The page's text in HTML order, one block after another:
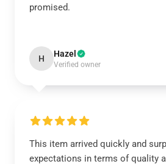
promised.
H Hazel
Verified owner
This item arrived quickly and
expectations in terms of quality